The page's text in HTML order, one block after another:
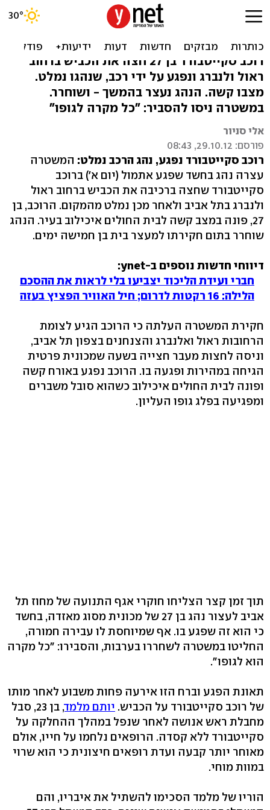
פגע וברח בת"א: רוכב
סקייטבורד נפצע קשה
רוכב סקייטבורד בן 27 חצה את הכביש ברחוב
ראול ולנברג ונפגע על ידי רכב, שנהגו נמלט.
מצבו קשה. הנהג נעצר בהמשך - ושוחרר.
במשטרה ניסו להסביר: "כל מקרה לגופו"
אלי סניור
פורסם: 29.10.12, 08:43
רוכב סקייטבורד נפגע, נהג הרכב נמלט: המשטרה
עצרה נהג בחשד שפגע אתמול (יום א') ברוכב
סקייטבורד שחצה ברכיבה את הכביש ברחוב ראול
ולנברג בתל אביב ולאחר מכן נמלט מהמקום. הרוכב, בן
27, פונה במצב קשה לבית החולים איכילוב בעיר. הנהג
שוחרר בתום חקירתו למעצר בית בן חמישה ימים.
דיווחי חדשות נוספים ב-ynet:
חברי ועידת הליכוד יצביעו בלי לראות את ההסכם
הלילה: 16 רקטות לדרום; חיל האוויר הפציץ בעזה
חקירת המשטרה העלתה כי הרוכב הגיע לצומת
הרחובות ראול ואלנברג והצנחנים בצפון תל אביב,
וניסה לחצות מעבר חצייה בשעה שמכונית פרטית
הגיחה במהירות ופגעה בו. הרוכב נפגע באורח קשה
ופונה לבית החולים איכילוב כשהוא סובל משברים
ומפגיעה בפלג גופו העליון.
תוך זמן קצר הצליחו חוקרי אגף התנועה של מחוז תל
אביב לעצור נהג בן 27 של מכונית מסוג מאזדה, בחשד
כי הוא זה שפגע בו. אף שמיוחסת לו עבירה חמורה,
החליטו במשטרה לשחררו בערבות, והסבירו: "כל מקרה
הוא לגופו".
תאונת הפגע וברח הזו אירעה פחות משבוע לאחר מותו
של רוכב סקייטבורד על הכביש. יותם מלמד
, בן 23, סבל
מחבלת ראש אנושה לאחר שנפל במהלך ההחלקה על
סקייטבורד ללא קסדה. הרופאים נלחמו על חייו, אולם
מאוחר יותר קבעה ועדת רופאים חיצונית כי הוא שרוי
במוות מוחי.
הוריו של מלמד הסכימו להשתיל את איבריו, והם